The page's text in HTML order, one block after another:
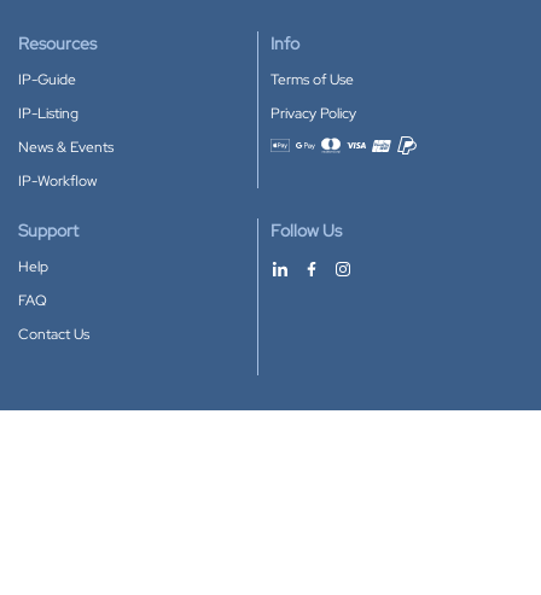
Resources
IP-Guide
IP-Listing
News & Events
IP-Workflow
Info
Terms of Use
Privacy Policy
Accepted payment methods
Support
Help
FAQ
Contact Us
Follow Us